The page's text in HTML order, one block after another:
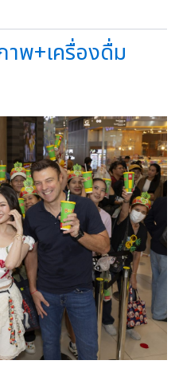
าพ+เครื่องดื่ม